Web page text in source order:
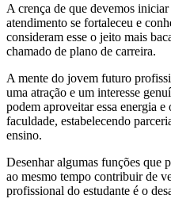
A crença de que devemos
atendimento se fortaleceu e
consideram esse o jeito mais
chamado de plano de carreira.
A mente do jovem futuro
uma atração e um interesse
podem aproveitar essa energia e
faculdade, estabelecendo
ensino.
Desenhar algumas funções que
ao mesmo tempo contribuir de
profissional do estudante é o